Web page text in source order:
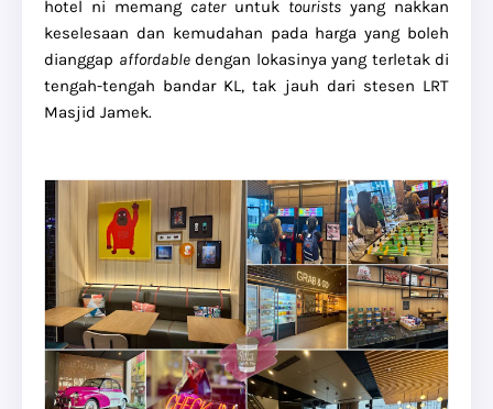
hotel ni memang cateruntuk tourists yang nakkan
keselesaan dan kemudahan pada harga yang boleh
dianggap affordabledengan lokasinya yang terletak di
tengah-tengah bandar KL, tak jauh dari stesen LRT
Masjid Jamek.